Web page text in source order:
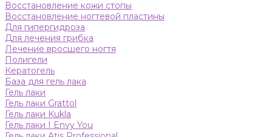
Восстановление кожи стопы
Восстановление ногтевой пластины
Для гипергидроза
Для лечения грибка
Лечение вросшего ногтя
Полигели
Кератогель
База для гель лака
Гель лаки
Гель лаки Grattol
Гель лаки Kukla
Гель лаки I Envy You